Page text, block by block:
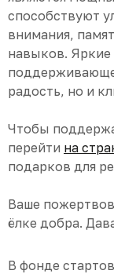
способствуют
внимания,
навыков. Яркие
радость, но и
Чтобы
перейти на
подарков для
Ваше
ёлке добра.
В фонде